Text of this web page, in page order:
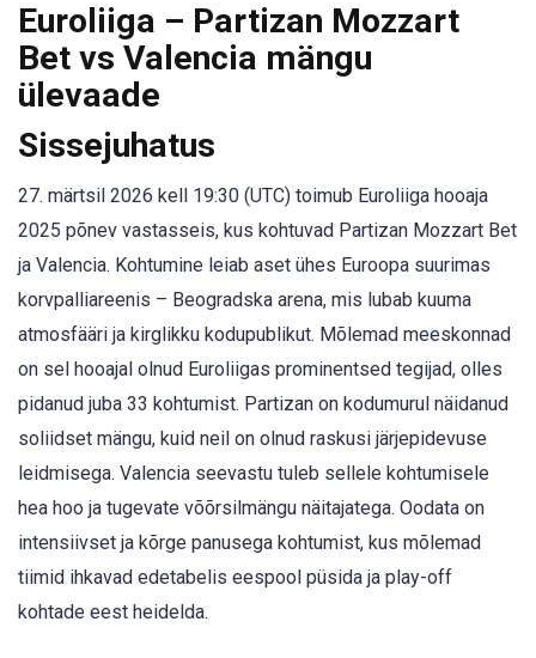
Euroliiga – Partizan Mozzart
Bet vs Valencia mängu
ülevaade
Sissejuhatus
27. märtsil 2026 kell 19:30 (UTC) toimub Euroliiga hooaja
2025 põnev vastasseis, kus kohtuvad Partizan Mozzart Bet
ja Valencia. Kohtumine leiab aset ühes Euroopa suurimas
korvpalliareenis – Beogradska arena, mis lubab kuuma
atmosfääri ja kirglikku kodupublikut. Mõlemad meeskonnad
on sel hooajal olnud Euroliigas prominentsed tegijad, olles
pidanud juba 33 kohtumist. Partizan on kodumurul näidanud
soliidset mängu, kuid neil on olnud raskusi järjepidevuse
leidmisega. Valencia seevastu tuleb sellele kohtumisele
hea hoo ja tugevate võõrsilmängu näitajatega. Oodata on
intensiivset ja kõrge panusega kohtumist, kus mõlemad
tiimid ihkavad edetabelis eespool püsida ja play-off
kohtade eest heidelda.